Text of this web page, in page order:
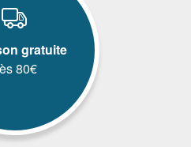
gratuite
80€